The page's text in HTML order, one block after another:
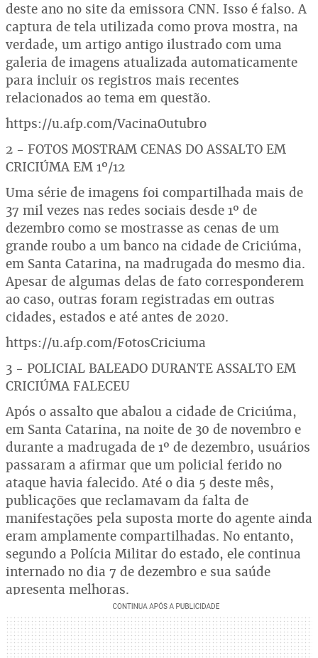
deste ano no site da emissora CNN. Isso é falso. A
captura de tela utilizada como prova mostra, na
verdade, um artigo antigo ilustrado com uma
galeria de imagens atualizada automaticamente
para incluir os registros mais recentes
relacionados ao tema em questão.
https://u.afp.com/VacinaOutubro
2 - FOTOS MOSTRAM CENAS DO ASSALTO EM
CRICIÚMA EM 1º/12
Uma série de imagens foi compartilhada mais de
37 mil vezes nas redes sociais desde 1º de
dezembro como se mostrasse as cenas de um
grande roubo a um banco na cidade de Criciúma,
em Santa Catarina, na madrugada do mesmo dia.
Apesar de algumas delas de fato corresponderem
ao caso, outras foram registradas em outras
cidades, estados e até antes de 2020.
https://u.afp.com/FotosCriciuma
3 - POLICIAL BALEADO DURANTE ASSALTO EM
CRICIÚMA FALECEU
Após o assalto que abalou a cidade de Criciúma,
em Santa Catarina, na noite de 30 de novembro e
durante a madrugada de 1º de dezembro, usuários
passaram a afirmar que um policial ferido no
ataque havia falecido. Até o dia 5 deste mês,
publicações que reclamavam da falta de
manifestações pela suposta morte do agente ainda
eram amplamente compartilhadas. No entanto,
segundo a Polícia Militar do estado, ele continua
internado no dia 7 de dezembro e sua saúde
apresenta melhoras.